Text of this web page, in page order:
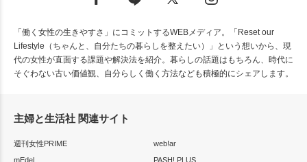
「働く女性の生きやすさ」にコミットするWEBメディア。「Reset our
Lifestyle（ちゃんと、自分たちの暮らしを整えたい）」という想いから、現
代の女性が直面する課題や解決法を紹介。暮らしの話題はもちろん、時代に
そぐわない古い価値観、自分らしく働く方法なども積極的にシェアします。
主婦と生活社 関連サイト
週刊女性PRIME
web!ar
mEdel
PASH! PLUS